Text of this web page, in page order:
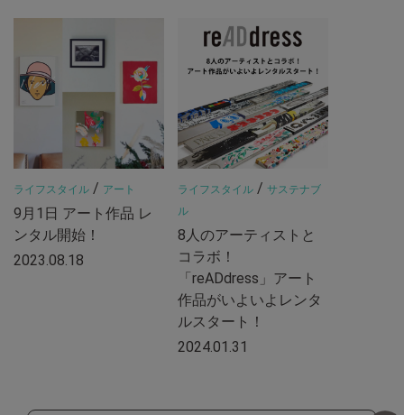
ライフスタイル / アート
9月1日 アート作品 レ
ンタル開始！
2023.08.18
ライフスタイル / サステナブ
ル
8人のアーティストと
コラボ！
「reADdress」アート
作品がいよいよレンタ
ルスタート！
2024.01.31